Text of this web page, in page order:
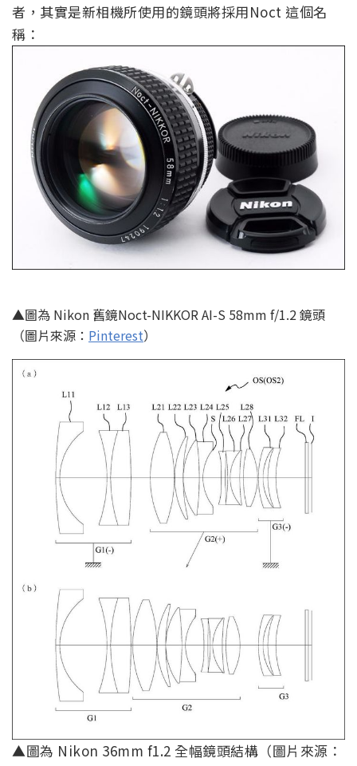
者，其實是新相機所使用的鏡頭將採用Noct 這個名
稱：
▲圖為 Nikon 舊鏡Noct-NIKKOR AI-S 58mm f/1.2 鏡頭
（圖片來源： Pinterest）
▲圖為 Nikon 36mm f1.2 全幅鏡頭結構（圖片來源：